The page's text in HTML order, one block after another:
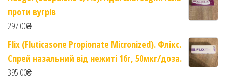
проти вугрів
297.00₴
Flix (Fluticasone Propionate Micronized). Флікс.
Спрей назальний від нежиті 16г, 50мкг/доза.
395.00₴